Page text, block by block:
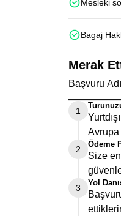
Mesleki
Bagaj
Merak
Başvuru
1
Avrupa
2
Ödeme
Size
3
Yol